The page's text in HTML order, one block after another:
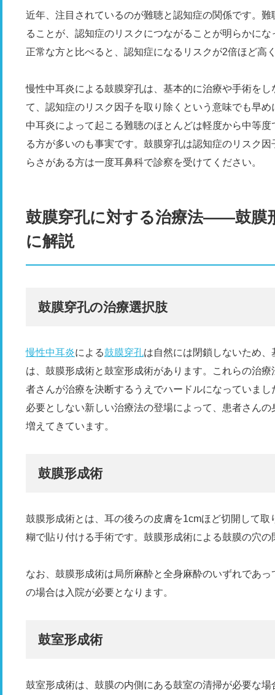
近年、注目されているのが難聴と認知症の関係です。
ることが、認知症のリスクにつながることが明らかに
正常な方と比べると、認知症になるリスクが2倍ほど高
慢性中耳炎による鼓膜穿孔は、基本的に治療や手術を
て、認知症のリスク因子を取り除くという意味でも早
中耳炎によって起こる難聴のほとんどは軽度から中等
る方が多いのも事実です。鼓膜穿孔は認知症のリスク
らさがある方は一度耳鼻科で診察を受けてください。
鼓膜穿孔に対する治療法――鼓膜
に解説
鼓膜穿孔の治療選択肢
慢性中耳炎による鼓膜穿孔は自然には閉鎖しないため
は、鼓膜形成術と鼓室形成術があります。これらの治
者さんが治療を決断するうえでハードルになっていま
必要としない新しい治療法の登場によって、患者さん
増えてきています。
鼓膜形成術
鼓膜形成術とは、耳の後ろの皮膚を1cmほど切開して
糊で貼り付ける手術です。鼓膜形成術による鼓膜の穴
なお、鼓膜形成術は局所麻酔と全身麻酔のいずれであ
の場合は入院が必要となります。
鼓室形成術
鼓室形成術は、鼓膜の内側にある鼓室の清掃が必要な